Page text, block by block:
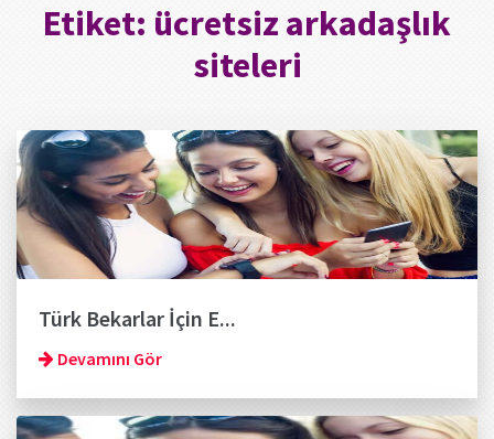
Etiket: ücretsiz arkadaşlık
siteleri
Türk Bekarlar İçin E...
Devamını Gör